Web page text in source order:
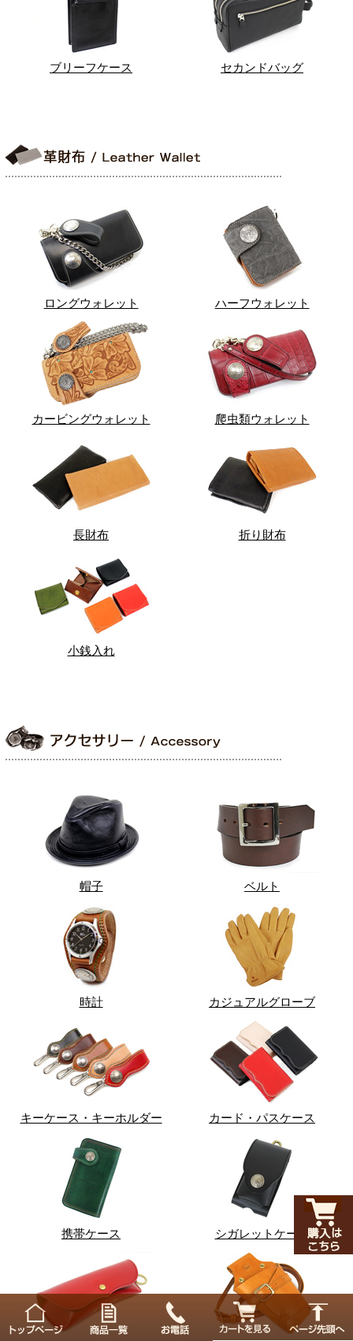
ブリーフケース セカンドバッグ
ロングウォレット ハーフウォレット
カービングウォレット 爬虫類ウォレット
長財布 折り財布
小銭入れ
帽子 ベルト
時計 カジュアルグローブ
キーケース・キーホルダー カード・パスケース
携帯ケース シガレットケース